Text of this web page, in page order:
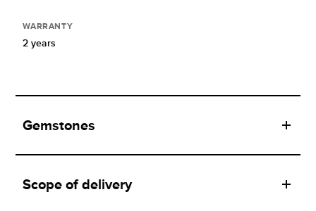
WARRANTY
2 years
Gemstones
Scope of delivery